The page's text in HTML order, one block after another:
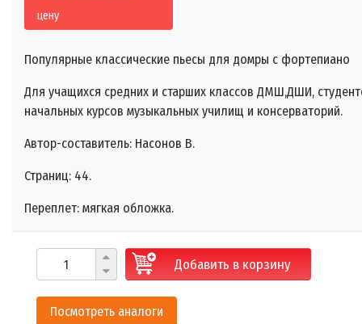
цену
Популярные классические пьесы для домры с фортепиано
Для учащихся средних и старших классов ДМШ,ДШИ,
начальных курсов музыкальных училищ и консерваторий.
Автор-составитель: Насонов В.
Страниц: 44.
Переплет: мягкая обложка.
Добавить в корзину
Посмотреть аналоги